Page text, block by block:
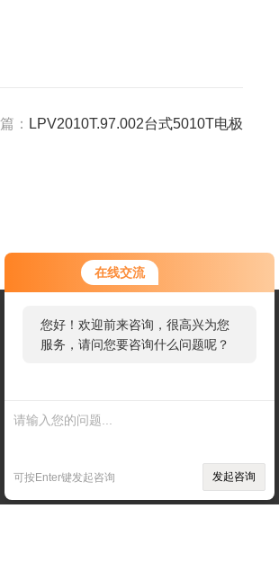
在线交流
您好！欢迎前来咨询，很高兴为您
服务，请问您要咨询什么问题呢？
您好，看您停留很久了，是否找到
了需求产品，您可以直接在线与我
可按Enter键发起咨询 发起咨询
： LPV2010T.97.002台式5010T电极
微信咨询